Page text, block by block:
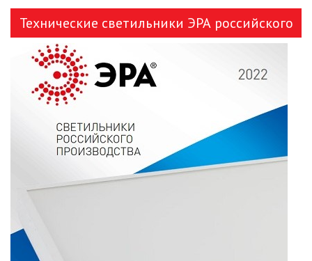
НАСТОЛЬНЫЕ СВЕТИЛЬНИКИ
НИЗКОВОЛЬТНОЕ
НОВОГОДНЕЕ ОСВЕЩЕНИЕ
ОТВЕРТКИ
ПАЯЛЬНОЕ ОБОРУДОВАНИЕ
Технические светильники ЭРА российского